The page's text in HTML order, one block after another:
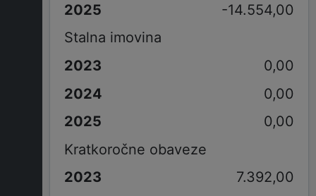
-14.554,00
Stalna imovina
0,00
0,00
0,00
Kratkoročne obaveze
7.392,00